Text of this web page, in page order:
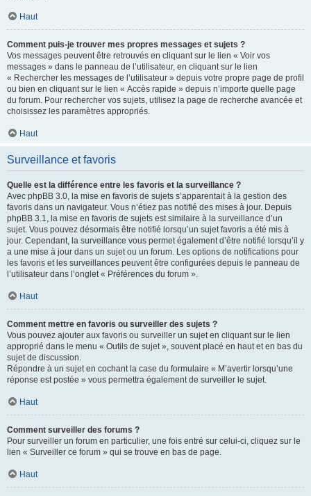
Haut
Comment puis-je trouver mes propres messages et sujets ?
Vos messages peuvent être retrouvés en cliquant sur le lien « Voir vos
messages » dans le panneau de l’utilisateur, en cliquant sur le lien
« Rechercher les messages de l’utilisateur » depuis votre propre page de profil
ou bien en cliquant sur le lien « Accès rapide » depuis n’importe quelle page
du forum. Pour rechercher vos sujets, utilisez la page de recherche avancée et
choisissez les paramètres appropriés.
Haut
Surveillance et favoris
Quelle est la différence entre les favoris et la surveillance ?
Avec phpBB 3.0, la mise en favoris de sujets s’apparentait à la gestion des
favoris dans un navigateur. Vous n’étiez pas notifié des mises à jour. Depuis
phpBB 3.1, la mise en favoris de sujets est similaire à la surveillance d’un
sujet. Vous pouvez désormais être notifié lorsqu’un sujet favoris a été mis à
jour. Cependant, la surveillance vous permet également d’être notifié lorsqu’il y
a une mise à jour dans un sujet ou un forum. Les options de notifications pour
les favoris et les surveillances peuvent être configurées depuis le panneau de
l’utilisateur dans l’onglet « Préférences du forum ».
Haut
Comment mettre en favoris ou surveiller des sujets ?
Vous pouvez ajouter aux favoris ou surveiller un sujet en cliquant sur le lien
approprié dans le menu « Outils de sujet », souvent placé en haut et en bas du
sujet de discussion.
Répondre à un sujet en cochant la case du formulaire « M’avertir lorsqu’une
réponse est postée » vous permettra également de surveiller le sujet.
Haut
Comment surveiller des forums ?
Pour surveiller un forum en particulier, une fois entré sur celui-ci, cliquez sur le
lien « Surveiller ce forum » qui se trouve en bas de page.
Haut